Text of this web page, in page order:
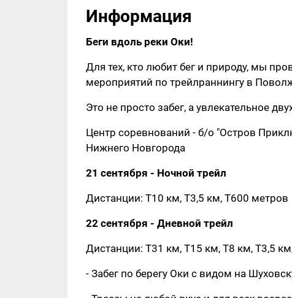
Информация
Беги вдоль реки Оки!
Для тех, кто любит бег и природу, мы
мероприятий по трейлраннингу в
Это не просто забег, а увлекательное
Центр соревнований - б/о "Остров
Нижнего Новгорода
21 сентября - Ночной трейл
Дистанции: Т10 км, Т3,5 км, Т600 метров
22 сентября - Дневной трейл
Дистанции: Т31 км, Т15 км, Т8 км, Т3,5
- Забег по берегу Оки с видом на